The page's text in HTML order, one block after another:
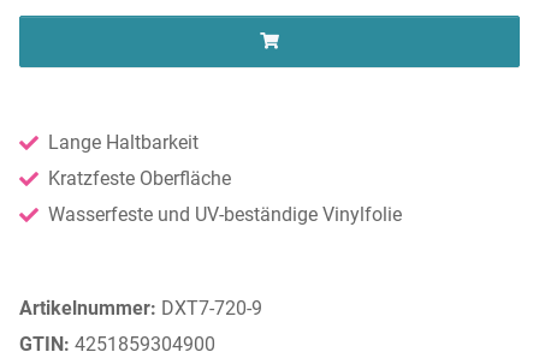
Artikelnummer: DXT7-720-9
GTIN: 4251859304900
Lange Haltbarkeit
Kratzfeste Oberfläche
Wasserfeste und UV-beständige Vinylfolie